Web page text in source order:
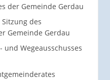
der Gemeinde Gerdau
des
Gemeinde Gerdau
und Wegeausschusses